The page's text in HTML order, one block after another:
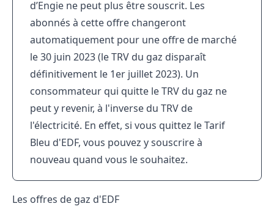
d’Engie ne peut plus être souscrit. Les
abonnés à cette offre changeront
automatiquement pour une offre de marché
le 30 juin 2023 (le TRV du gaz disparaît
définitivement le 1er juillet 2023). Un
consommateur qui quitte le TRV du gaz ne
peut y revenir, à l'inverse du TRV de
l'électricité. En effet, si vous quittez le Tarif
Bleu d'EDF, vous pouvez y souscrire à
nouveau quand vous le souhaitez.
Les offres de gaz d'EDF